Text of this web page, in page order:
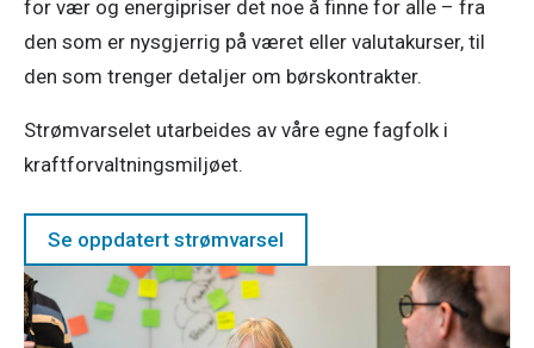
for vær og energipriser det noe å finne for alle – fra
den som er nysgjerrig på været eller valutakurser, til
den som trenger detaljer om børskontrakter.
Strømvarselet utarbeides av våre egne fagfolk i
kraftforvaltningsmiljøet.
Se oppdatert strømvarsel